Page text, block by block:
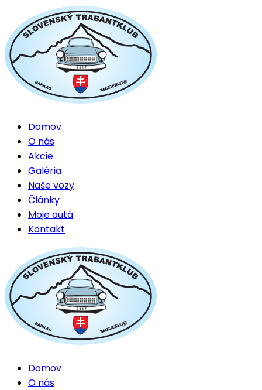
Domov
O nás
Akcie
Galéria
Naše vozy
Články
Moje autá
Kontakt
Domov
O nás